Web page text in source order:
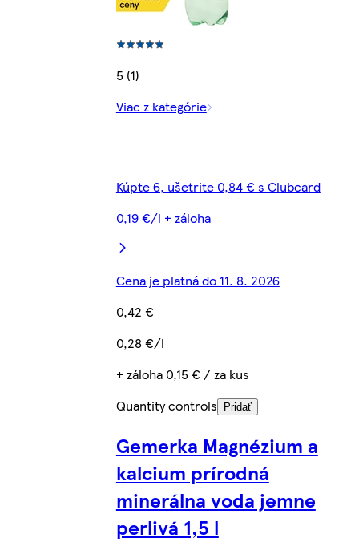
5 (1)
Viac z kategórie
Kúpte 6, ušetrite 0,84 € s Clubcard
0,19 €/l + záloha
Cena je platná do 11. 8. 2026
0,42 €
0,28 €/l
+ záloha 0,15 € / za kus
Quantity controls
Pridať
Gemerka Magnézium a
kalcium prírodná
minerálna voda jemne
perlivá 1,5 l